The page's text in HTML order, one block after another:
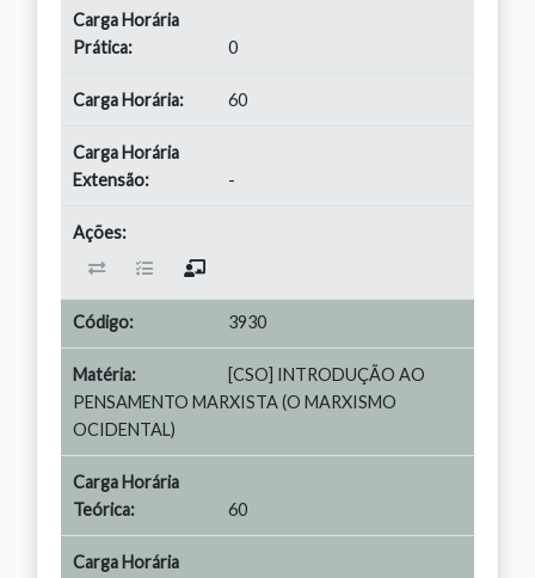
0
60
-
3930
[CSO] INTRODUÇÃO AO
PENSAMENTO MARXISTA (O MARXISMO
OCIDENTAL)
60